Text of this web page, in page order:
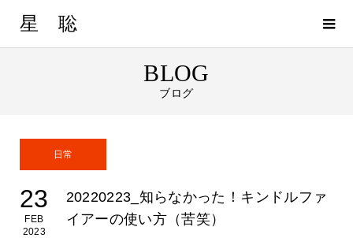
星 聡
BLOG
ブログ
日常
23
FEB
2023
20220223_知らなかった！キンドルファ
イアーの使い方（苦笑）